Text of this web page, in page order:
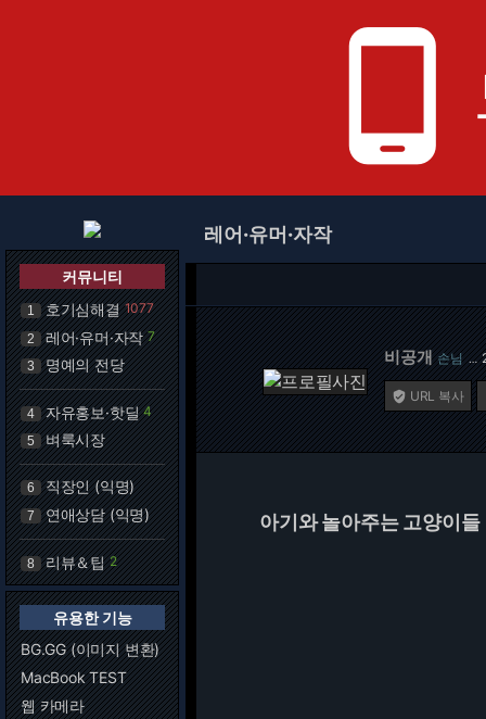
phone_android
커뮤니티
1 호기심해결 1077
2 레어·유머·자작 7
3 명예의 전당
4 자유홍보·핫딜 4
5 벼룩시장
6 직장인 (익명)
7 연애상담 (익명)
8 리뷰＆팁 2
유용한 기능
BG.GG (이미지 변환)
MacBook TEST
웹 카메라
레어·유머·자작
비공개 손님 …
 URL 복사
아기와 놀아주는 고양이들